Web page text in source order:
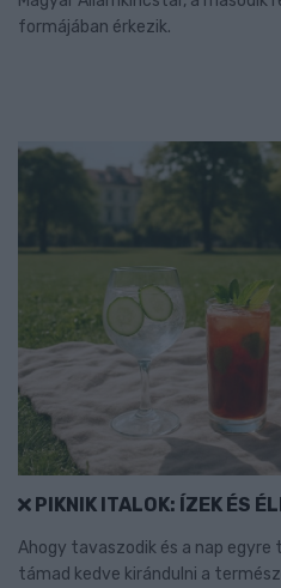
formájában érkezik.
PIKNIK ITALOK: ÍZEK ÉS
Ahogy tavaszodik és a nap egyre
támad kedve kirándulni a